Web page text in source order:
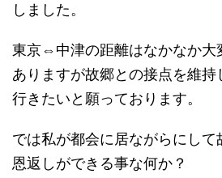
しました。
東京⇔中津の距離はなかなか大
ありますが故郷との接点を維持
行きたいと願っております。
では私が都会に居ながらにして
恩返しができる事な何か？